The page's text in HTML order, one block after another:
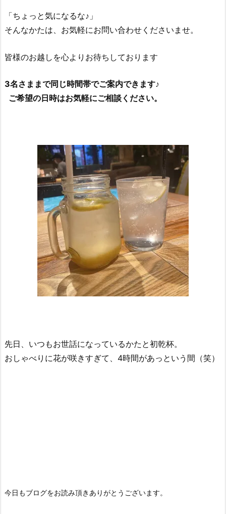
「ちょっと気になるな♪」
そんなかたは、お気軽にお問い合わせくださいませ。
皆様のお越しを心よりお待ちしております
3名さままで同じ時間帯でご案内できます♪
ご希望の日時はお気軽にご相談ください。
先日、いつもお世話になっているかたと初乾杯。
おしゃべりに花が咲きすぎて、4時間があっという間（笑）
今日もブログをお読み頂きありがとうございます。